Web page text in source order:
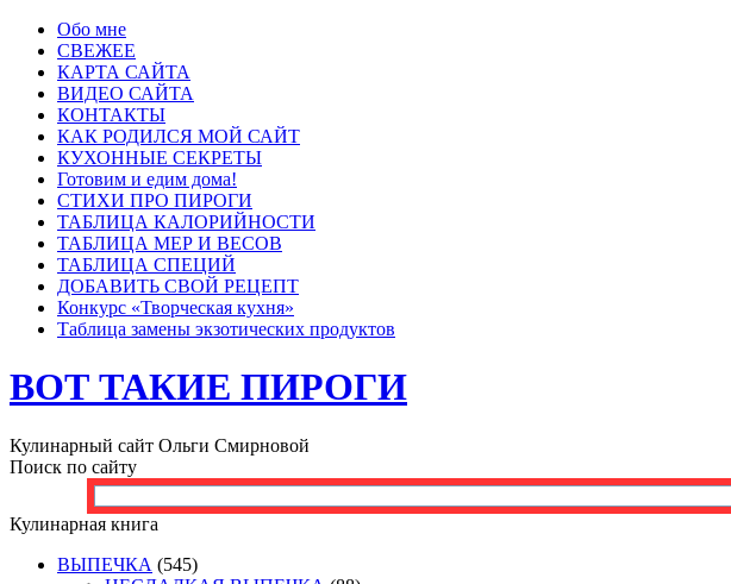
Обо мне
СВЕЖЕЕ
КАРТА САЙТА
ВИДЕО САЙТА
КОНТАКТЫ
КАК РОДИЛСЯ МОЙ САЙТ
КУХОННЫЕ СЕКРЕТЫ
Готовим и едим дома!
СТИХИ ПРО ПИРОГИ
ТАБЛИЦА КАЛОРИЙНОСТИ
ТАБЛИЦА МЕР И ВЕСОВ
ТАБЛИЦА СПЕЦИЙ
ДОБАВИТЬ СВОЙ РЕЦЕПТ
Конкурс «Творческая кухня»
Таблица замены экзотических продуктов
ВОТ ТАКИЕ ПИРОГИ
Кулинарный сайт Ольги Смирновой
Поиск по сайту
Кулинарная книга
ВЫПЕЧКА (545)